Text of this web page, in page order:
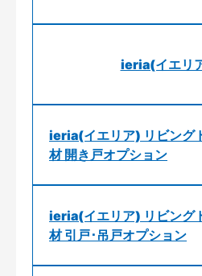
ieria(イエリ
ieria(イエリア) リビング
材 開き戸オプション
ieria(イエリア) リビング
材 引戸･吊戸オプション